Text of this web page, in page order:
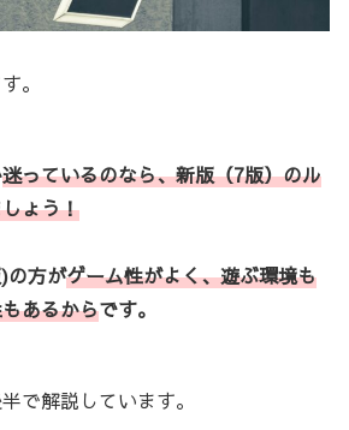
。
迷っているのなら、新版（7版）のル
ょう！
の方がゲーム性がよく、遊ぶ環境も
あるからです。
で解説しています。